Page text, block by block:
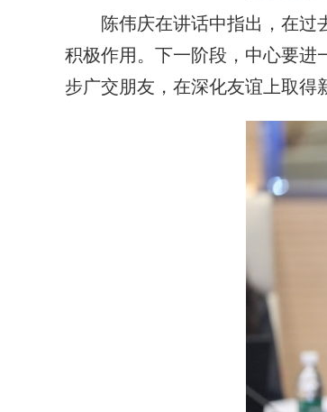
陈伟庆在讲话中指出，在过
积极作用。下一阶段，中心要进
步广交朋友，在深化友谊上取得